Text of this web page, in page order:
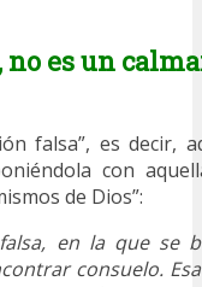
es un
falsa”, es decir,
con
de Dios”:
en la que se
consuelo.